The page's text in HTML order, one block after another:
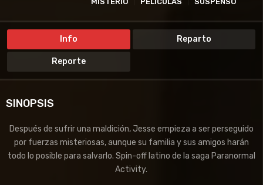
Info Reparto
Reporte
SINOPSIS
Después de sufrir una maldición, Jesse empieza a ser perseguido
por fuerzas misteriosas, aunque su familia y sus amigos harán
todo lo posible para salvarlo. Spin-off latino de la saga Paranormal
Activity.